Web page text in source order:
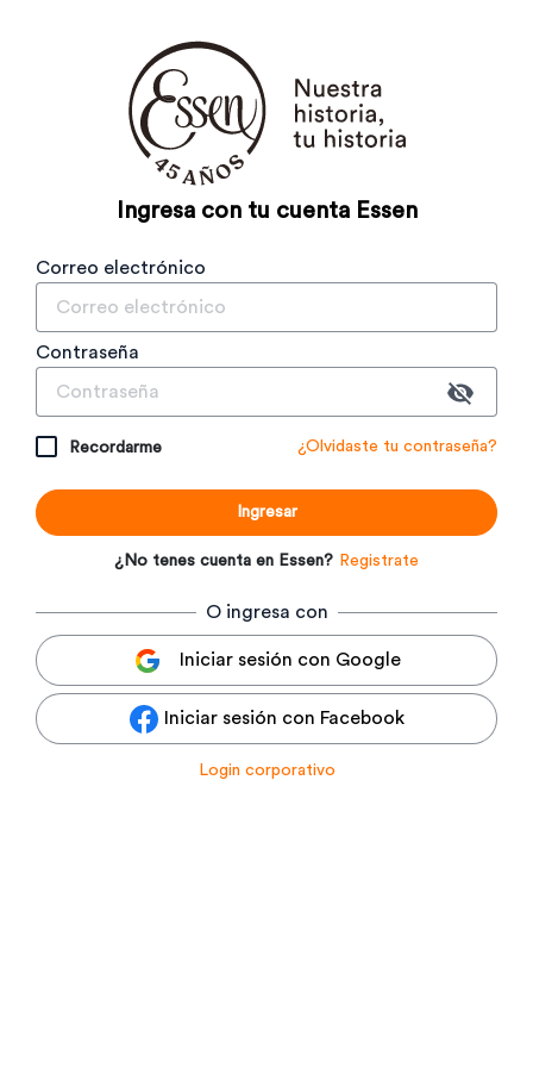
Ingresa con tu cuenta Essen
Iniciar sesión con Google
Iniciar sesión con Facebook
Login corporativo
Correo electrónico
Contraseña
Recordarme ¿Olvidaste tu contraseña?
Ingresar
¿No tenes cuenta en Essen? Registrate
O ingresa con